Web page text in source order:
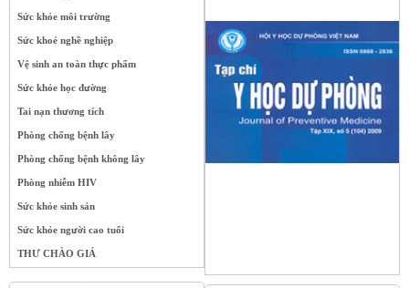
Sức khỏe môi trường
Sức khoẻ nghề nghiệp
Vệ sinh an toàn thực phẩm
Sức khỏe học đường
Tai nạn thương tích
Phòng chống bệnh lây
Phòng chống bệnh không lây
Phòng nhiễm HIV
Sức khỏe sinh sản
Sức khỏe người cao tuổi
THƯ CHÀO GIÁ